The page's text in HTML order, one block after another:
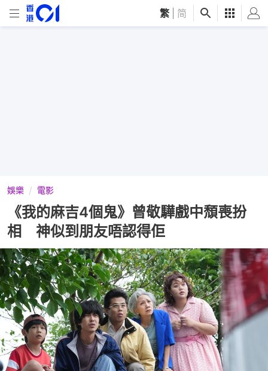
繁 简
娛樂 電影
《我的麻吉4個鬼》曾敬驊戲中頹喪扮
相 神似到朋友唔認得佢